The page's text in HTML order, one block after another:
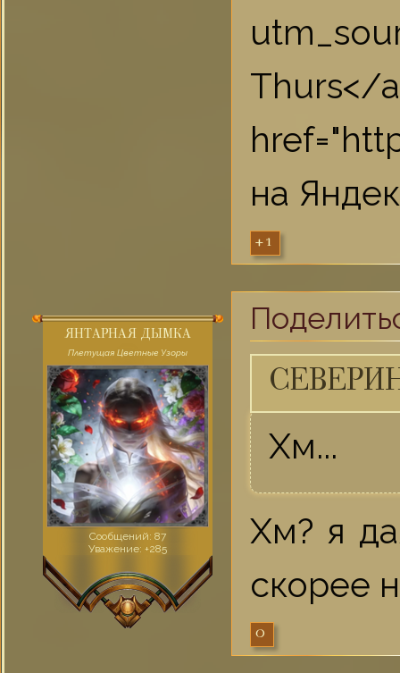
на
+1
ЯНТАРНАЯ ДЫМКА
Плетущая Цветные Узоры
Сообщений: 87
Уважение: +285
Хм...
Хм? я
скорее
0